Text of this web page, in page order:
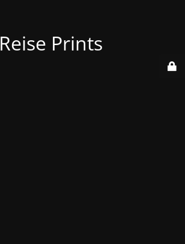
Reise Prints